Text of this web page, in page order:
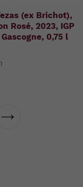
(ex Brichot),
Rosé, 2023, IGP
0,75 l
Nächste